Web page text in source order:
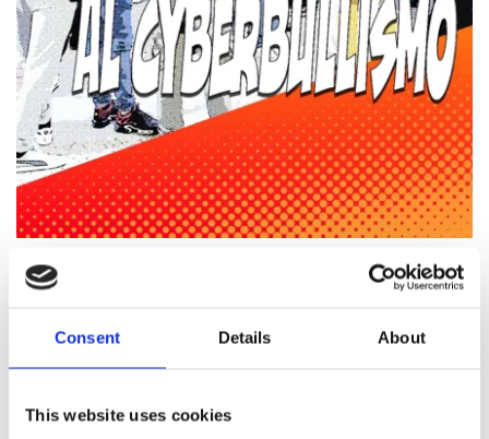
Consent Details About
This website uses cookies